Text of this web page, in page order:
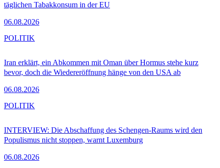
täglichen Tabakkonsum in der EU
06.08.2026
Iran erklärt, ein Abkommen mit Oman über Hormus stehe kurz
bevor, doch die Wiedereröffnung hänge von den USA ab
06.08.2026
POLITIK
INTERVIEW: Die Abschaffung des Schengen-Raums wird den
Populismus nicht stoppen, warnt Luxemburg
06.08.2026
POLITIK